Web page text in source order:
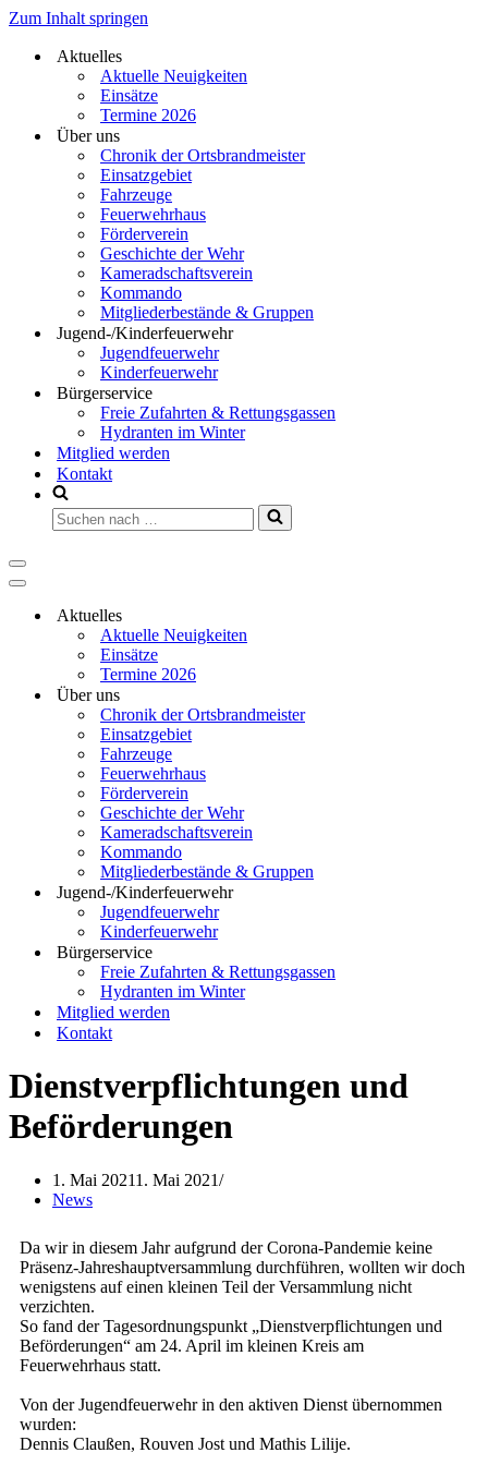
Zum Inhalt springen
Aktuelles
Aktuelle Neuigkeiten
Einsätze
Termine 2026
Über uns
Chronik der Ortsbrandmeister
Einsatzgebiet
Fahrzeuge
Feuerwehrhaus
Förderverein
Geschichte der Wehr
Kameradschaftsverein
Kommando
Mitgliederbestände & Gruppen
Jugend-/Kinderfeuerwehr
Jugendfeuerwehr
Kinderfeuerwehr
Bürgerservice
Freie Zufahrten & Rettungsgassen
Hydranten im Winter
Mitglied werden
Kontakt
Aktuelles
Aktuelle Neuigkeiten
Einsätze
Termine 2026
Über uns
Chronik der Ortsbrandmeister
Einsatzgebiet
Fahrzeuge
Feuerwehrhaus
Förderverein
Geschichte der Wehr
Kameradschaftsverein
Kommando
Mitgliederbestände & Gruppen
Jugend-/Kinderfeuerwehr
Jugendfeuerwehr
Kinderfeuerwehr
Bürgerservice
Freie Zufahrten & Rettungsgassen
Hydranten im Winter
Mitglied werden
Kontakt
Dienstverpflichtungen und
Beförderungen
1. Mai 20211. Mai 2021
News
Da wir in diesem Jahr aufgrund der Corona-Pandemie keine
Präsenz-Jahreshauptversammlung durchführen, wollten wir doch
wenigstens auf einen kleinen Teil der Versammlung nicht
verzichten.
So fand der Tagesordnungspunkt „Dienstverpflichtungen und
Beförderungen“ am 24. April im kleinen Kreis am
Feuerwehrhaus statt.
Von der Jugendfeuerwehr in den aktiven Dienst übernommen
wurden:
Dennis Claußen, Rouven Jost und Mathis Lilije.